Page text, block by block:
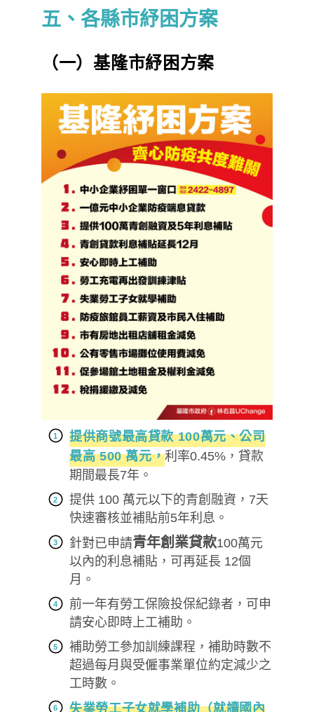
五、各縣市紓困方案
（一）基隆市紓困方案
提供商號最高貸款 100萬元、公司
最高 500 萬元，利率0.45%，貸款
期間最長7年。
提供 100 萬元以下的青創融資，7天
快速審核並補貼前5年利息。
針對已申請青年創業貸款100萬元
以內的利息補貼，可再延長 12個
月。
前一年有勞工保險投保紀錄者，可申
請安心即時上工補助。
補助勞工參加訓練課程，補助時數不
超過每月與受僱事業單位約定減少之
工時數。
失業勞工子女就學補助（就讀國內